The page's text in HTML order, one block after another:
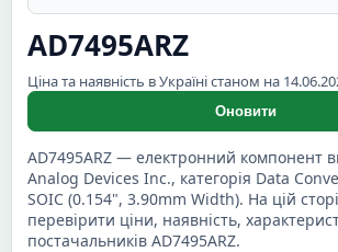
AD7495ARZ
Ціна та наявність в Україні станом на
Оновити
AD7495ARZ — електронний компонент
Analog Devices Inc., категорія Data
SOIC (0.154", 3.90mm Width). На цій
перевірити ціни, наявність,
постачальників AD7495ARZ.